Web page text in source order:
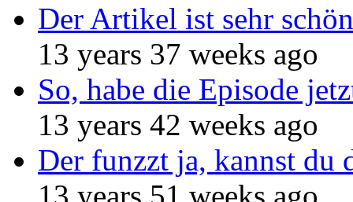
Der Artikel ist sehr schön
13 years 37 weeks ago
So, habe die Episode
13 years 42 weeks ago
Der funzzt ja, kannst du
13 years 51 weeks ago